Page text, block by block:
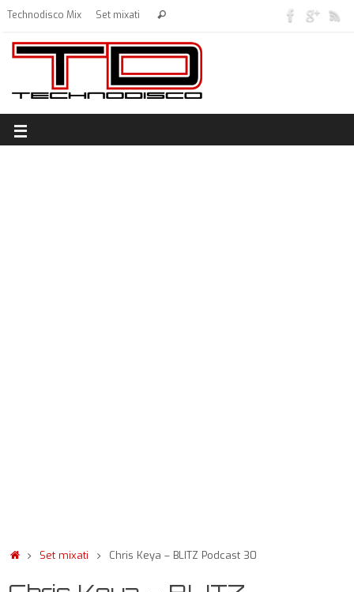
Technodisco Mix Set mixati
Set mixati Chris Keya – BLITZ Podcast 30